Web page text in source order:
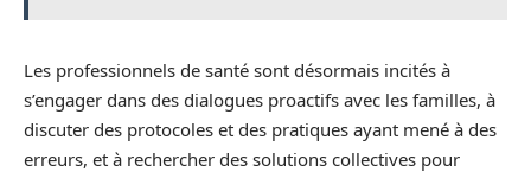
Les professionnels de santé sont désormais incités à
s’engager dans des dialogues proactifs avec les familles, à
discuter des protocoles et des pratiques ayant mené à des
erreurs, et à rechercher des solutions collectives pour